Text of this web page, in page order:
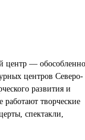
центр —
центров Северо-
развития и
работают творческие
спектакли,